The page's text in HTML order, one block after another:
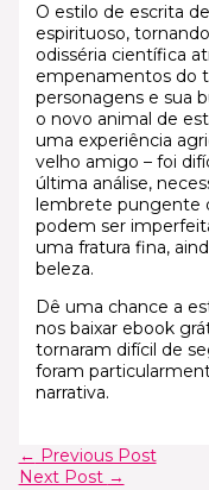
O estilo de escrita
espirituoso,
odisséria científica
empenamentos do
personagens e sua
o novo animal de
uma experiência
velho amigo – foi
última análise,
lembrete pungente
podem ser
uma fratura fina,
beleza.
Dê uma chance a
nos baixar ebook
tornaram difícil de
foram
narrativa.
← Previous Post
Next Post →